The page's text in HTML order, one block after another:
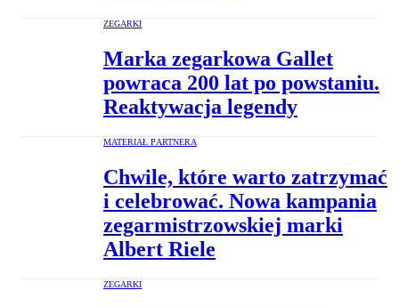
ZEGARKI
Marka zegarkowa Gallet
powraca 200 lat po powstaniu.
Reaktywacja legendy
MATERIAŁ PARTNERA
Chwile, które warto zatrzymać
i celebrować. Nowa kampania
zegarmistrzowskiej marki
Albert Riele
ZEGARKI